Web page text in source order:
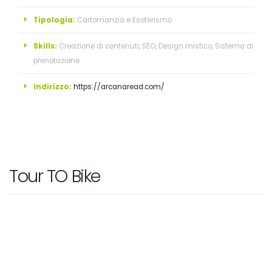
Tipologia: Cartomanzia e Esoterismo
Skills: Creazione di contenuti, SEO, Design mistico, Sistema di
prenotazione
Indirizzo: https://arcanaread.com/
Tour TO Bike